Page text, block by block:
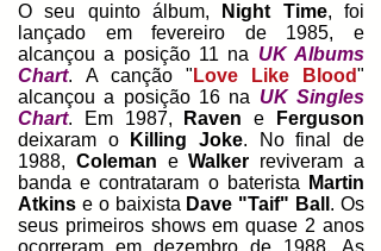
O seu quinto álbum, Night Time, foi
lançado em fevereiro de 1985, e
alcançou a posição 11 na UK Albums
Chart. A canção " Love Like Blood"
alcançou a posição 16 na UK Singles
Chart. Em 1987, Raven e
Ferguson
deixaram o
Killing Joke. No final de
1988, Coleman eWalker reviveram a
banda e contrataram o baterista
Martin
Atkins e o baixista Dave "Taif" Ball . Os
seus primeiros shows em quase 2 anos
ocorreram em dezembro de 1988. As